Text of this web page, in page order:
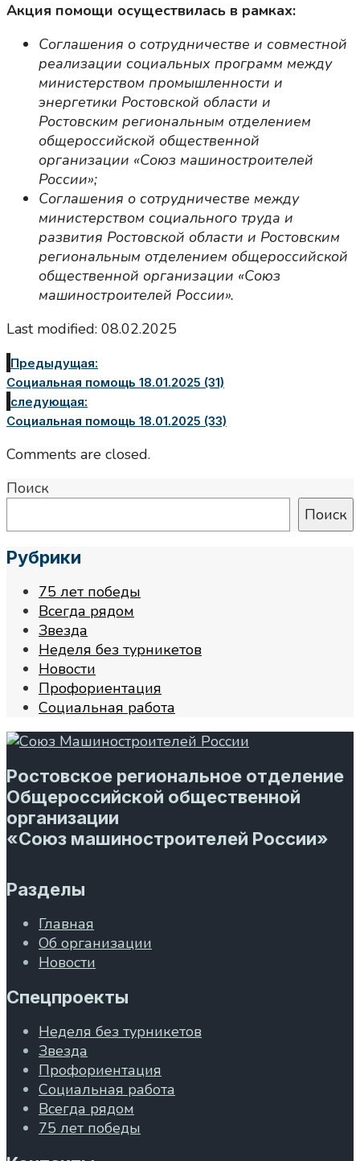
Акция помощи осуществилась в рамках:
Соглашения о сотрудничестве и совместной
реализации социальных программ между
министерством промышленности и
энергетики Ростовской области и
Ростовским региональным отделением
общероссийской общественной
организации «Союз машиностроителей
России»;
Соглашения о сотрудничестве между
министерством социального труда и
развития Ростовской области и Ростовским
региональным отделением общероссийской
общественной организации «Союз
машиностроителей России».
Last modified: 08.02.2025
Предыдущая:
Социальная помощь 18.01.2025 (31)
следующая:
Социальная помощь 18.01.2025 (33)
Comments are closed.
Поиск
Поиск
Рубрики
75 лет победы
Всегда рядом
Звезда
Неделя без турникетов
Новости
Профориентация
Социальная работа
Ростовское региональное отделение
Общероссийской общественной
организации
«Союз машиностроителей России»
Разделы
Главная
Об организации
Новости
Спецпроекты
Неделя без турникетов
Звезда
Профориентация
Социальная работа
Всегда рядом
75 лет победы